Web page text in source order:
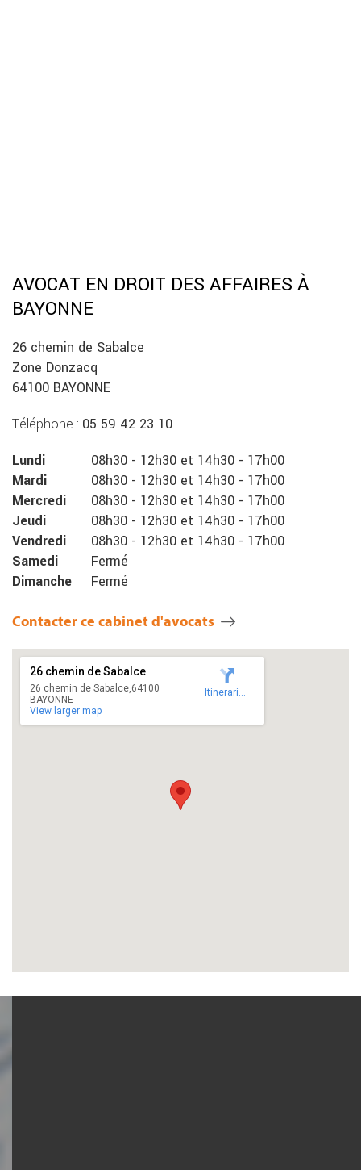
AVOCAT EN DROIT DES AFFAIRES À
BAYONNE
26 chemin de Sabalce
Zone Donzacq
64100 BAYONNE
Téléphone : 05 59 42 23 10
Lundi
08h30 - 12h30 et 14h30 - 17h00
Mardi
08h30 - 12h30 et 14h30 - 17h00
Mercredi
08h30 - 12h30 et 14h30 - 17h00
Jeudi
08h30 - 12h30 et 14h30 - 17h00
Vendredi
08h30 - 12h30 et 14h30 - 17h00
Samedi
Fermé
Dimanche
Fermé
Contacter ce cabinet d'avocats
26 chemin de Sabalce
26 chemin de Sabalce,64100
BAYONNE
View larger map